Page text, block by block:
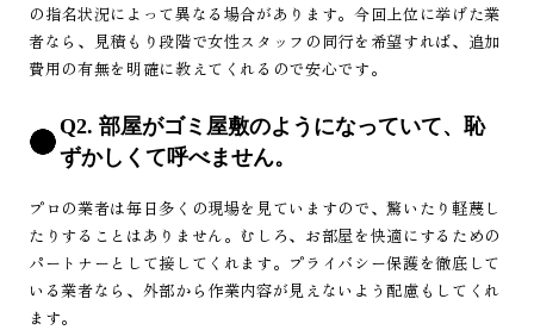
の指名状況によって異なる場合があります。今回上位に挙げた業
者なら、見積もり段階で女性スタッフの同行を希望すれば、追加
費用の有無を明確に教えてくれるので安心です。
Q2. 部屋がゴミ屋敷のようになっていて、恥
ずかしくて呼べません。
プロの業者は毎日多くの現場を見ていますので、驚いたり軽蔑し
たりすることはありません。むしろ、お部屋を快適にするための
パートナーとして接してくれます。プライバシー保護を徹底して
いる業者なら、外部から作業内容が見えないよう配慮もしてくれ
ます。